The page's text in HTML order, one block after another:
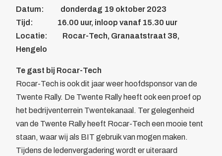
Parkeren vrachtwagens
Collectief
Beveiliging
Bewegwijzering
Energiekosten Besparing
Juridische dienstverlening
Veiligheidsopleidingen
Leden
Overzicht
Ledenpas
Agenda
Datum: donderdag 19 oktober 2023
Tijd: 16.00 uur, inloop vanaf 15.30 uur
Locatie: Rocar-Tech, Granaatstraat 38,
Hengelo
Te gast bij Rocar-Tech
Rocar-Tech is ook dit jaar weer hoofdsponsor van de
Twente Rally. De Twente Rally heeft ook een proef op
het bedrijventerrein Twentekanaal. Ter gelegenheid
van de Twente Rally heeft Rocar-Tech een mooie tent
staan, waar wij als BIT gebruik van mogen maken.
Tijdens de ledenvergadering wordt er uiteraard